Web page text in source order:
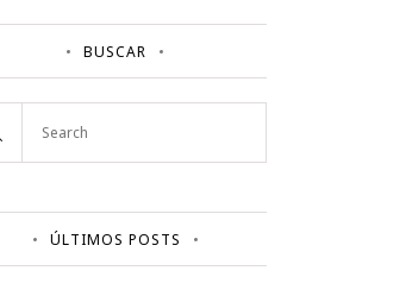
BUSCAR
ÚLTIMOS POSTS